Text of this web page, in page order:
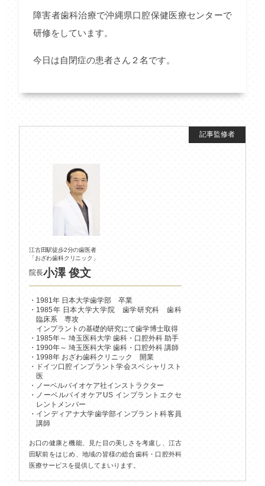
障害者歯科治療で沖縄県口腔保健医療センターで
研修をしています。
今日は自閉症の患者さん２名です。
江古田駅徒歩2分の歯医者
「おざわ歯科クリニック」
院長小澤 俊文
1981年 日本大学歯学部 卒業
1985年 日本大学大学院 歯学研究科 歯科
臨床系 専攻
インプラントの基礎的研究にて歯学博士取得
1985年～ 埼玉医科大学 歯科・口腔外科 助手
1990年～ 埼玉医科大学 歯科・口腔外科 講師
1998年 おざわ歯科クリニック 開業
ドイツ口腔インプラント学会スペシャリスト
医
ノーベルバイオケア社インストラクター
ノーベルバイオケアUS インプラントエクセ
レントメンバー
インディアナ大学歯学部インプラント科客員
講師
お口の健康と機能、見た目の美しさを考慮し、江古
田駅前をはじめ、地域の皆様の総合歯科・口腔外科
医療サービスを提供してまいります。